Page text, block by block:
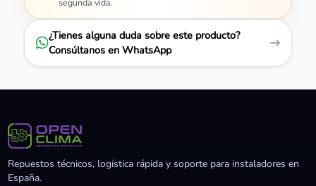
segunda vida.
¿Tienes alguna duda sobre este producto?
Consúltanos en WhatsApp
Repuestos técnicos, logística rápida y soporte para instaladores en
España.